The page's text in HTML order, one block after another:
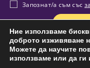
Запознат/а съм със
© 2026 Имоти
Ние използваме
доброто изживяване
Можете да научите
използваме или да ги